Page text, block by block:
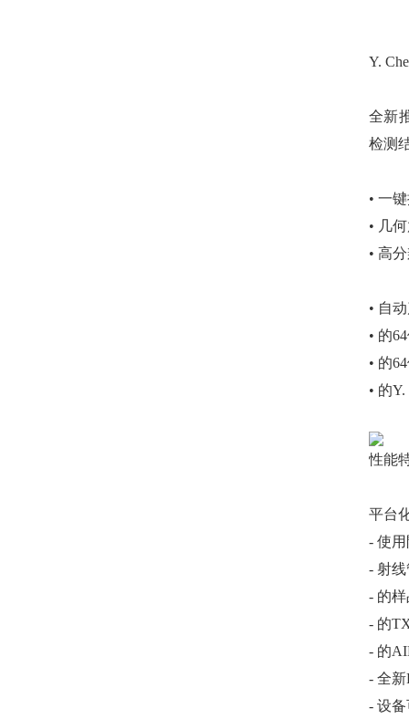
Y.
全新
检测
• 一
• 几
• 高
• 自
• 的
• 的
• 的
性能
平台
- 使
- 射
- 的
- 的
- 的
- 全
- 设